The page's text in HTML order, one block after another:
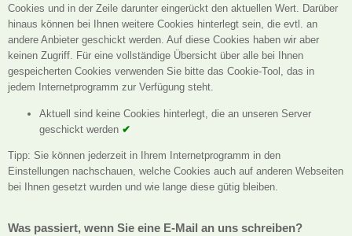
Cookies und in der Zeile darunter eingerückt den aktuellen Wert. Darüber
hinaus können bei Ihnen weitere Cookies hinterlegt sein, die evtl. an
andere Anbieter geschickt werden. Auf diese Cookies haben wir aber
keinen Zugriff. Für eine vollständige Übersicht über alle bei Ihnen
gespeicherten Cookies verwenden Sie bitte das Cookie-Tool, das in
jedem Internetprogramm zur Verfügung steht.
Aktuell sind keine Cookies hinterlegt, die an unseren Server
geschickt werden ✔
Tipp: Sie können jederzeit in Ihrem Internetprogramm in den
Einstellungen nachschauen, welche Cookies auch auf anderen Webseiten
bei Ihnen gesetzt wurden und wie lange diese gütig bleiben.
Was passiert, wenn Sie eine E-Mail an uns schreiben?